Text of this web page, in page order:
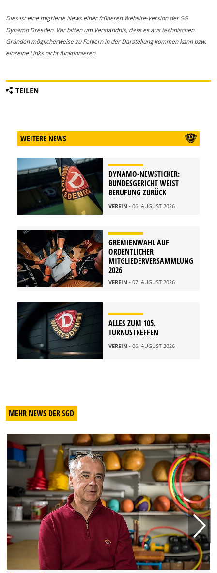
Dies ist eine migrierte News einer früheren Website-Version der SG
Dynamo Dresden. Wir bitten um Verständnis, dass es aus technischen
Gründen möglicherweise zu Fehlern in der Darstellung kommen kann bzw.
einzelne Links nicht funktionieren.
TEILEN
WEITERE NEWS
DYNAMO-NEWSTICKER:
BUNDESGERICHT WEIST
BERUFUNG ZURÜCK
VEREIN - 06. AUGUST 2026
GREMIENWAHL AUF
ORDENTLICHER
MITGLIEDERVERSAMMLUNG
2026
VEREIN - 07. AUGUST 2026
ALLES ZUM 105.
TURNUSTREFFEN
VEREIN - 06. AUGUST 2026
MEHR NEWS DER SGD